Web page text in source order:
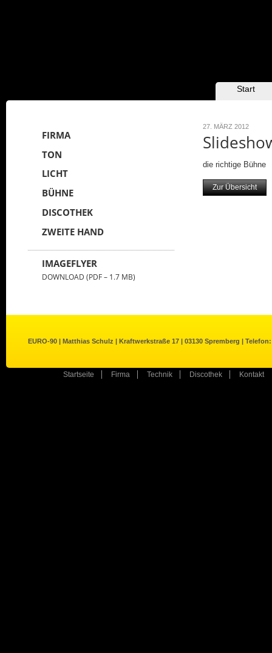
Inhalt wechseln
Start
27. MÄRZ 2012
die richtige Bühne
Zur Übersicht
FIRMA
TON
LICHT
BÜHNE
DISCOTHEK
ZWEITE HAND
IMAGEFLYER
DOWNLOAD (PDF – 1.7 MB)
EURO-90 | Matthias Schulz | Kraftwerkstraße 17 | 03130 Spremberg | Telefon:
Startseite Firma Technik Discothek Kontakt